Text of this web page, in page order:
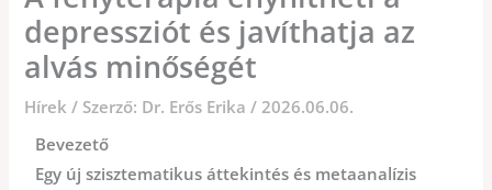
depressziót és javíthatja az
alvás minőségét
Hírek / Szerző: Dr. Erős Erika/ 2026.06.06.
Bevezető
Egy új szisztematikus áttekintés és metaanalízis